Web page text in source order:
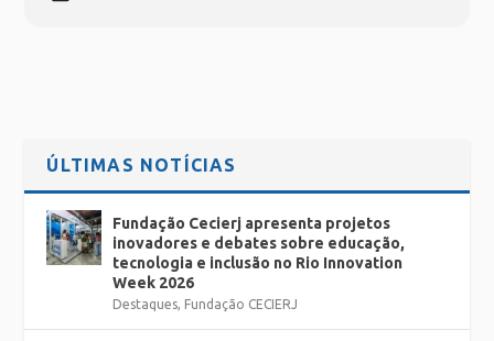
ÚLTIMAS NOTÍCIAS
Fundação Cecierj apresenta projetos
inovadores e debates sobre educação,
tecnologia e inclusão no Rio Innovation
Week 2026
Destaques, Fundação CECIERJ